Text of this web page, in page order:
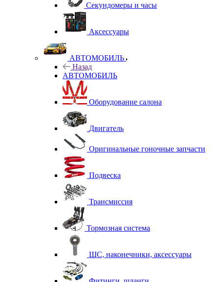
Секундомеры и часы
Аксессуары
АВТОМОБИЛЬ
Назад
АВТОМОБИЛЬ
Оборудование салона
Двигатель
Оригинальные гоночные запчасти
Подвеска
Трансмиссия
Тормозная система
ШС, наконечники, аксессуары